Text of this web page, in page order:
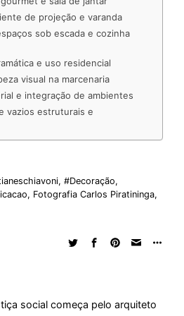
t
d
s
r
e
t
k
y
r
de projeção e varanda
sob escada e cozinha
e uso residencial
visual na marcenaria
e integração de ambientes
vazios estruturais e
,#Decoração,
, Fotografia Carlos Piratininga,
social começa pelo arquiteto